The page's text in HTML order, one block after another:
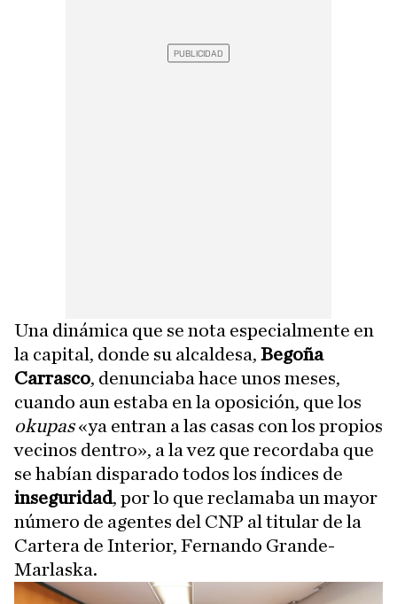
Una dinámica que se nota especialmente en
la capital, donde su alcaldesa, Begoña
Carrasco, denunciaba hace unos meses,
cuando aun estaba en la oposición, que los
okupas«ya entran a las casas con los propios
vecinos dentro», a la vez que recordaba que
se habían disparado todos los índices de
inseguridad, por lo que reclamaba un mayor
número de agentes del CNP al titular de la
Cartera de Interior, Fernando Grande-
Marlaska.